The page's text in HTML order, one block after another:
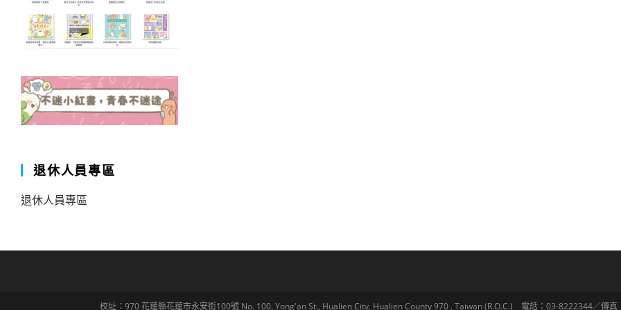
退休人員專區
退休人員專區
校址：970 花蓮縣花蓮市永安街100號 No. 100, Yong'an St., Hualien City, Hualien County 970 , Taiwan (R.O.C.) 電話：03-8222344／傳